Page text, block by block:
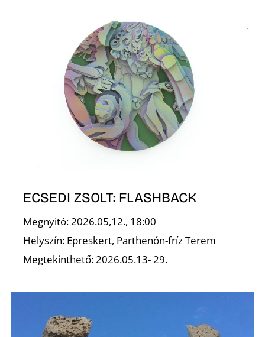
ECSEDI ZSOLT: FLASHBACK
Megnyitó: 2026.05,12., 18:00
Helyszín: Epreskert, Parthenón-fríz Terem
Megtekinthető: 2026.05.13- 29.